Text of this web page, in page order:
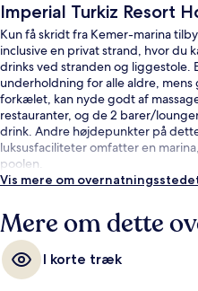
Imperial Turkiz Resort
Kun få skridt fra Kemer-marina
inclusive en privat strand, hvor du
drinks ved stranden og liggestole.
underholdning for alle aldre,
forkælet, kan nyde godt af
restauranter, og de 2 barer/
drink. Andre højdepunkter på
luksusfaciliteter omfatter en
poolen.
Vis mere om
Mere om dette
I korte træk